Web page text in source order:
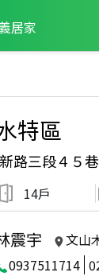
居家
特區
路三段４５
14戶
震宇
文山
0937511714